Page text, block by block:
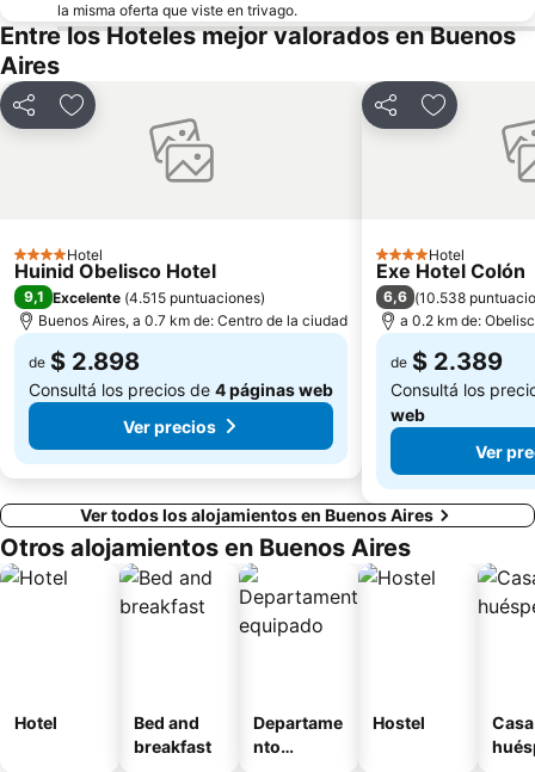
Hipódromo de Palermo
Avenida Figueroa Alcorta
Villa Devoto
Barrio de la Boca
Avenida del Libertador
Avenida Callao
Terminal de Ómnibus de Retiro
Cementerio de la Recoleta
Colegiales
Buenos Aires Bus
Avenida de Mayo
Buenos Aires Metropolitan Cathedral
Galerías Pacífico
Saavedra
la misma oferta que viste en trivago.
Entre los Hoteles mejor valorados en Buenos
Aires
CompartirAñadir a favoritos
4 Estrellas
Hotel
Huinid Obelisco Hotel
9,1 Excelente (4.515 puntuaciones)
Buenos Aires, a 0.7 km de: Centro de la ciudad
de $ 2.898
Consultá los precios de 4 páginas web
Ver precios
CompartirAñadir a
4 Estrellas
Hotel
Exe Hotel Colón
6,6 (10.538
a 0.2 km de:
de $ 2.389
Consultá los
web
Ver
Ver todos los alojamientos en Buenos Aires
Otros alojamientos en Buenos Aires
Hotel
Bed and
breakfast
Departame
nto
Hostel